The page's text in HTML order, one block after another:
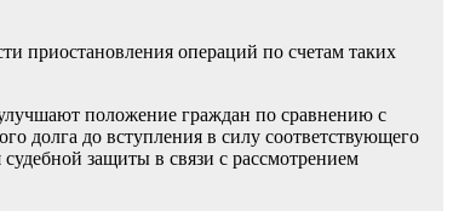
приостановления операций по счетам таких
улучшают положение граждан по сравнению с
долга до вступления в силу соответствующего
защиты в связи с рассмотрением